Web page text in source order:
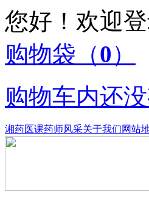
您好！欢迎
购物袋 （0）
购物车内还
湘药医课药师风采关于我们网站